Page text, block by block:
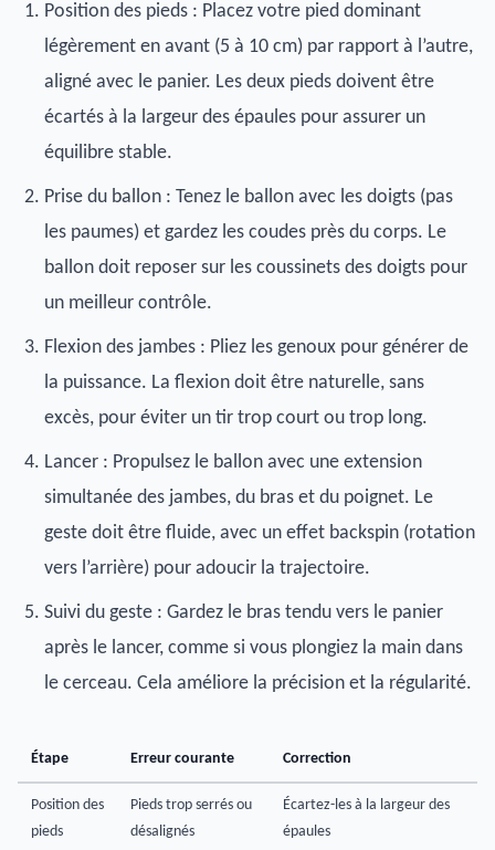
Position des pieds : Placez votre pied dominant
légèrement en avant (5 à 10 cm) par rapport à l’autre,
aligné avec le panier. Les deux pieds doivent être
écartés à la largeur des épaules pour assurer un
équilibre stable.
Prise du ballon : Tenez le ballon avec les doigts (pas
les paumes) et gardez les coudes près du corps. Le
ballon doit reposer sur les coussinets des doigts pour
un meilleur contrôle.
Flexion des jambes : Pliez les genoux pour générer de
la puissance. La flexion doit être naturelle, sans
excès, pour éviter un tir trop court ou trop long.
Lancer : Propulsez le ballon avec une extension
simultanée des jambes, du bras et du poignet. Le
geste doit être fluide, avec un effet backspin (rotation
vers l’arrière) pour adoucir la trajectoire.
Suivi du geste : Gardez le bras tendu vers le panier
après le lancer, comme si vous plongiez la main dans
le cerceau. Cela améliore la précision et la régularité.
Étape Erreur courante Correction
Position des
pieds
Pieds trop serrés ou
désalignés
Écartez-les à la largeur des
épaules